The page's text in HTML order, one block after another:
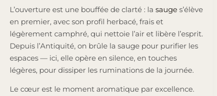
L’ouverture est une bouffée de clarté : la sauge s’élève
en premier, avec son profil herbacé, frais et
légèrement camphré, qui nettoie l’air et libère l’esprit.
Depuis l’Antiquité, on brûle la sauge pour purifier les
espaces — ici, elle opère en silence, en touches
légères, pour dissiper les ruminations de la journée.
Le cœur est le moment aromatique par excellence.